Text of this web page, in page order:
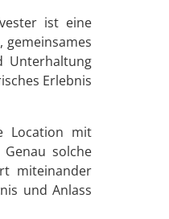
ist eine
gemeinsames
Unterhaltung
Erlebnis
Location mit
solche
miteinander
und Anlass